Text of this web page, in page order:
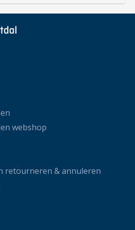
webshop
retourneren & annuleren